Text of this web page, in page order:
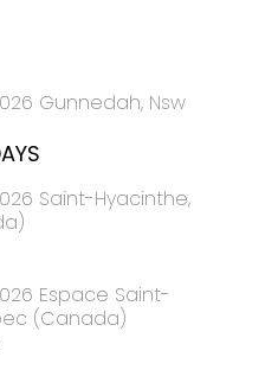
Gunnedah, Nsw
Saint-Hyacinthe,
Espace Saint-
(Canada)